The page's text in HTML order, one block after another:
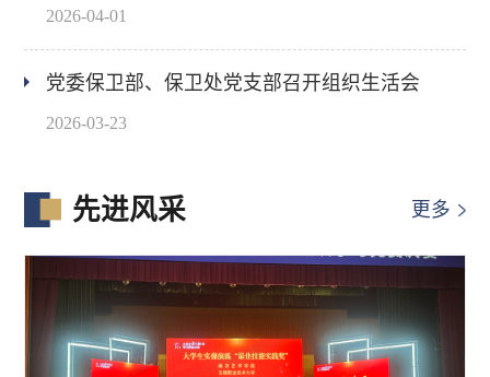
2026-04-01
党委保卫部、保卫处党支部召开组织生活会
2026-03-23
先进风采 更多